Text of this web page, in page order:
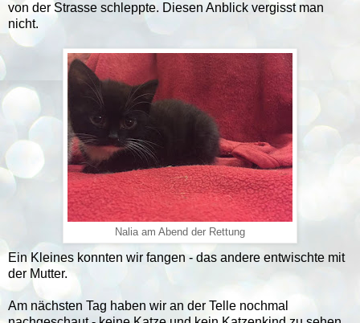
von der Strasse schleppte. Diesen Anblick vergisst man
nicht.
Nalia am Abend der Rettung
Ein Kleines konnten wir fangen - das andere entwischte mit
der Mutter.
Am nächsten Tag haben wir an der Telle nochmal